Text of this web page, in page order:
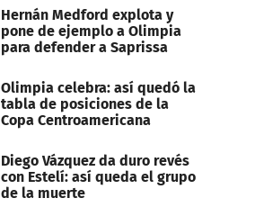
Hernán Medford explota y
pone de ejemplo a Olimpia
para defender a Saprissa
Olimpia celebra: así quedó la
tabla de posiciones de la
Copa Centroamericana
Diego Vázquez da duro revés
con Estelí: así queda el grupo
de la muerte